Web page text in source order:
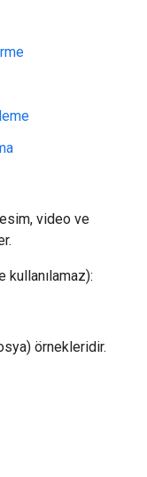
video ve
kullanılamaz):
örnekleridir.